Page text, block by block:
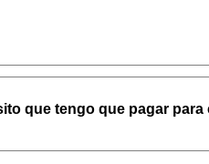
que tengo que pagar